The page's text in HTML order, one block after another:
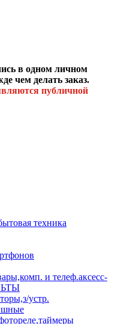
в одном личном
чем делать заказ.
публичной
техника
и телеф.аксесс-
устр.